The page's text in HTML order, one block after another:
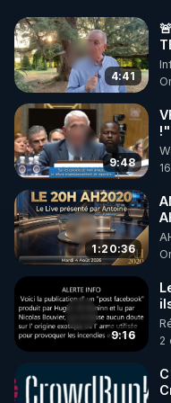
🌱 INSTAGRAM
https://
http://rgnr.li/
🌱 LA NEWSLETTER
Pour ne pas rater
http://rgnr.li/news
🌱 VIDÉOS NON
Toutes les vidéos
http://rgnr.li/odysee
🌱 LES STAGES EN
4:41
9:48
1:20:36
9:16
?
2